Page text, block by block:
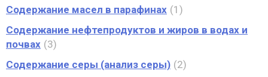
Содержание масел в парафинах 1
Содержание нефтепродуктов и жиров в водах и
почвах 3
Содержание серы (анализ серы) 2